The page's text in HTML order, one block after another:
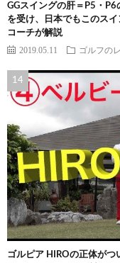
GGスイングの肝＝P5・
を受け、日本でもこのス
コーチが解説
2019.05.11 ゴルフの
ゴルピア HIROの正体が